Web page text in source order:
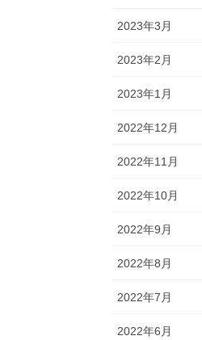
2023年3月
2023年2月
2023年1月
2022年12月
2022年11月
2022年10月
2022年9月
2022年8月
2022年7月
2022年6月